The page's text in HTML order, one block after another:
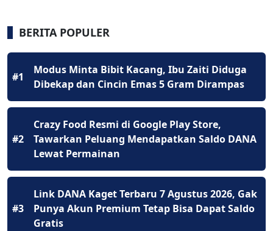
BERITA POPULER
#1
Modus Minta Bibit Kacang, Ibu Zaiti Diduga
Dibekap dan Cincin Emas 5 Gram Dirampas
#2
Crazy Food Resmi di Google Play Store,
Tawarkan Peluang Mendapatkan Saldo DANA
Lewat Permainan
#3
Link DANA Kaget Terbaru 7 Agustus 2026, Gak
Punya Akun Premium Tetap Bisa Dapat Saldo
Gratis